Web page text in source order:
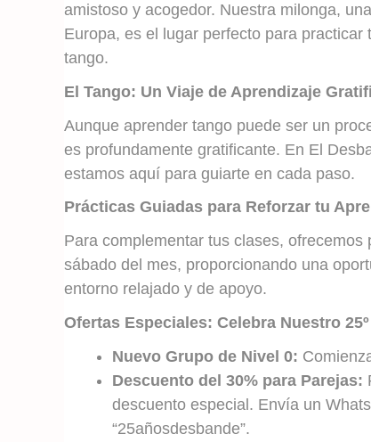
amistoso y acogedor. Nuestra milonga,
Europa, es el lugar perfecto para
tango.
El Tango: Un Viaje de Aprendizaje
Aunque aprender tango puede ser un
es profundamente gratificante. En El
estamos aquí para guiarte en cada paso.
Prácticas Guiadas para Reforzar tu
Para complementar tus clases,
sábado del mes, proporcionando una
entorno relajado y de apoyo.
Ofertas Especiales: Celebra Nuestro
Nuevo Grupo de Nivel 0:
Descuento del 30% para Parejas:
descuento especial. Envía un
“25añosdesbande”.